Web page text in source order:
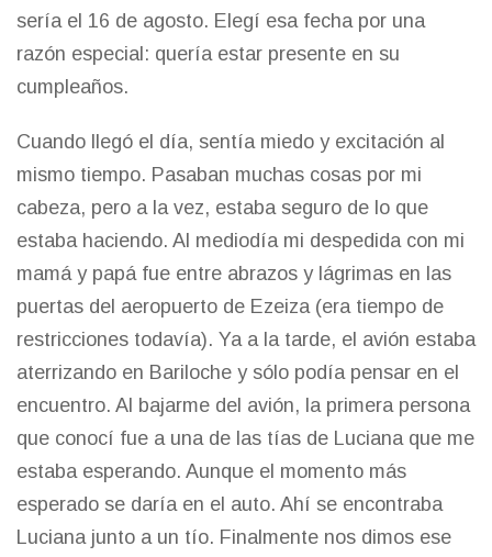
sería el 16 de agosto. Elegí esa fecha por una
razón especial: quería estar presente en su
cumpleaños.
Cuando llegó el día, sentía miedo y excitación al
mismo tiempo. Pasaban muchas cosas por mi
cabeza, pero a la vez, estaba seguro de lo que
estaba haciendo. Al mediodía mi despedida con mi
mamá y papá fue entre abrazos y lágrimas en las
puertas del aeropuerto de Ezeiza (era tiempo de
restricciones todavía). Ya a la tarde, el avión estaba
aterrizando en Bariloche y sólo podía pensar en el
encuentro. Al bajarme del avión, la primera persona
que conocí fue a una de las tías de Luciana que me
estaba esperando. Aunque el momento más
esperado se daría en el auto. Ahí se encontraba
Luciana junto a un tío. Finalmente nos dimos ese